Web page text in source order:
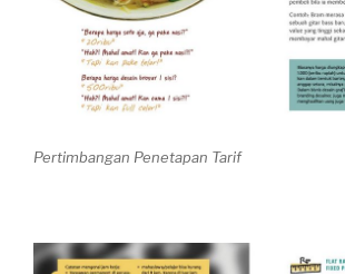
Pertimbangan Penetapan Tarif